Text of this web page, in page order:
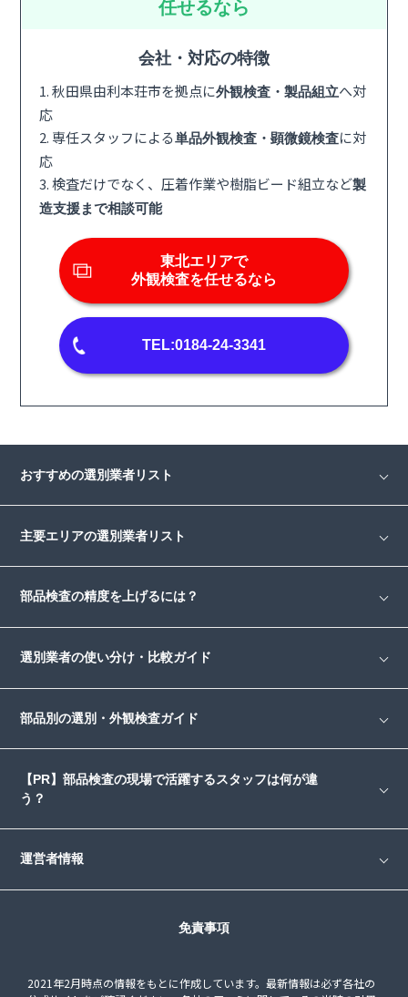
任せるなら
会社・対応の特徴
1. 秋田県由利本荘市を拠点に外観検査・製品組立へ対
応
2. 専任スタッフによる単品外観検査・顕微鏡検査に対
応
3. 検査だけでなく、圧着作業や樹脂ビード組立など製
造支援まで相談可能
東北エリアで
外観検査を任せるなら
TEL:0184-24-3341
おすすめの選別業者リスト
主要エリアの選別業者リスト
部品検査の精度を上げるには？
選別業者の使い分け・比較ガイド
部品別の選別・外観検査ガイド
【PR】部品検査の現場で活躍するスタッフは何が違
う？
運営者情報
免責事項
2021年2月時点の情報をもとに作成しています。最新情報は必ず各社の